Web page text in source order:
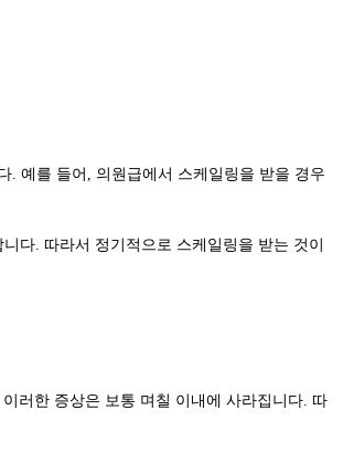
. 예를 들어, 의원급에서 스케일링을 받을 경우
다. 따라서 정기적으로 스케일링을 받는 것이
러한 증상은 보통 며칠 이내에 사라집니다. 따